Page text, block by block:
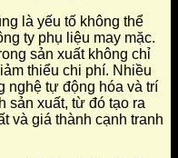
là yếu tố không thể
ty phụ liệu may mặc.
sản xuất không chỉ
thiểu chi phí. Nhiều
nghệ tự động hóa và trí
sản xuất, từ đó tạo ra
và giá thành cạnh tranh